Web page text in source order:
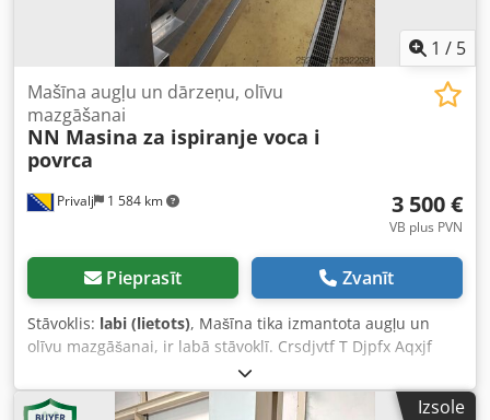
1 / 5
Privalj 1 584 km
Mašīna augļu un dārzeņu, olīvu
mazgāšanai
NN Masina za ispiranje voca i
povrca
3 500 €
VB plus PVN
Pieprasīt Zvanīt
Stāvoklis: labi (lietots), Mašīna tika izmantota augļu un
olīvu mazgāšanai, ir labā stāvoklī. Crsdjvtf T Djpfx Aqxjf
Izsole